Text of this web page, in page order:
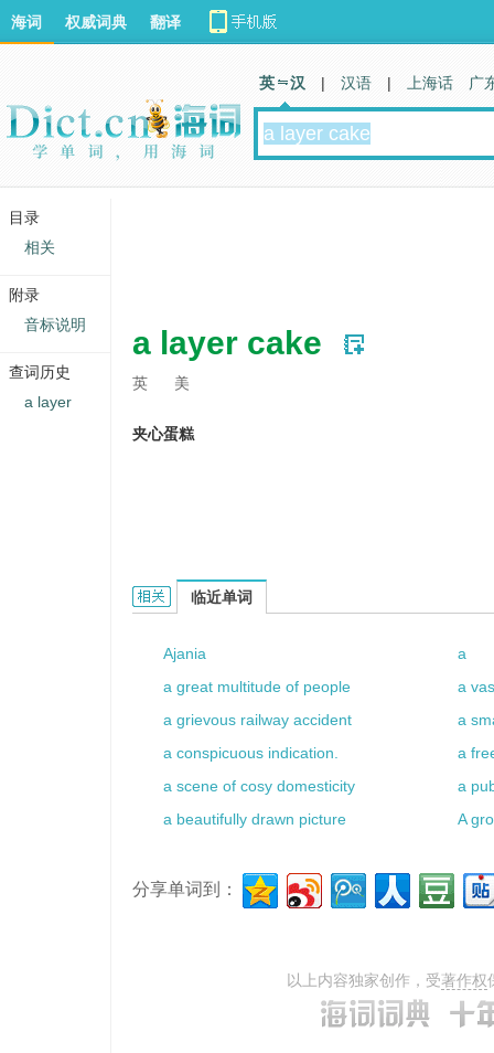
a layer cake
英 美
夹心蛋糕
a layer cake的相关资料：
临近单词
Ajania
a
a great multitude of people
a
a grievous railway accident
a
a conspicuous indication.
a
a scene of cosy domesticity
a
a beautifully drawn picture
A
分享单词到：
以上内容独家创作，受著作权
海词 权威词典 翻译
英 汉 | 汉语 | 上海话 广
目录
相关
附录
音标说明
查词历史
a layer